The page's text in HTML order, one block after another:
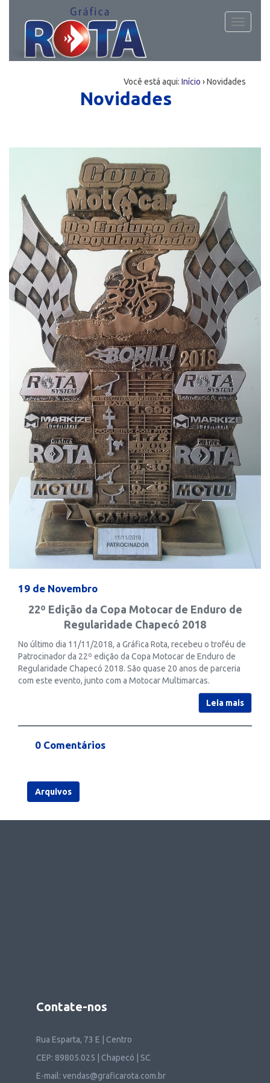
Toggle
Você está aqui: Início ›Novidades
Novidades
19 de Novembro
22º Edição da Copa Motocar de Enduro de
Regularidade Chapecó 2018
No último dia 11/11/2018, a Gráfica Rota, recebeu o troféu de
Patrocinador da 22º edição da Copa Motocar de Enduro de
Regularidade Chapecó 2018. São quase 20 anos de parceria
com este evento, junto com a Motocar Multimarcas.
Leia mais
0 Comentários
Arquivos
Contate-nos
Rua Esparta, 73 E | Centro
CEP: 89805.025 | Chapecó | SC
E-mail: vendas@graficarota.com.br